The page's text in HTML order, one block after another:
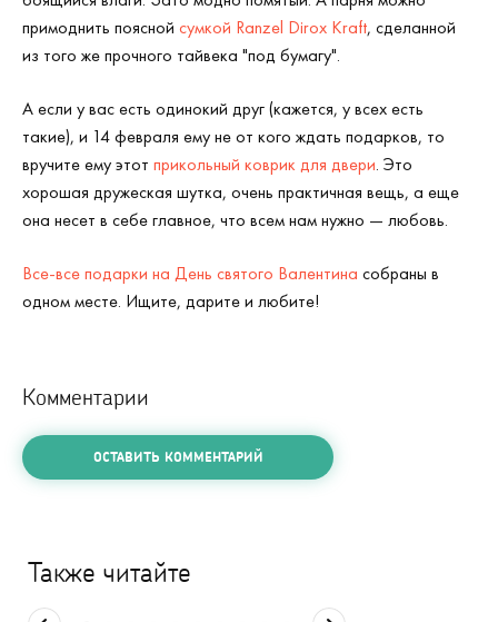
примоднить поясной сумкой Ranzel Dirox Кraft, сделанной
из того же прочного тайвека "под бумагу".
А если у вас есть одинокий друг (кажется, у всех есть
такие), и 14 февраля ему не от кого ждать подарков, то
вручите ему этот прикольный коврик для двери. Это
хорошая дружеская шутка, очень практичная вещь, а еще
она несет в себе главное, что всем нам нужно — любовь.
Все-все подарки на День святого Валентина собраны в
одном месте. Ищите, дарите и любите!
Комментарии
ОСТАВИТЬ КОММЕНТАРИЙ
Также читайте